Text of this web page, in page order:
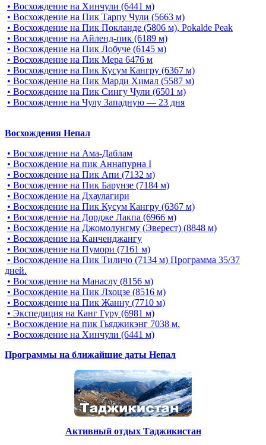
• Восхождение на Хинчули (6441 м)
• Восхождение на Пик Тарпу Чули (5663 м)
• Восхождение на Пик Покланде (5806 м), Pokalde Peak
• Восхождение на Айленд-пик (6189 м)
• Восхождение на Пик Лобуче (6145 м)
• Восхождение на Пик Мера 6476 м
• Восхождение на Пик Кусум Кангру (6367 м)
• Восхождение на Пик Марди Химал (5587 м)
• Восхождение на Пик Сингу Чули (6501 м)
• Восхождение на Чулу Западную — 23 дня
Восхождения Непал
• Восхождение на Ама-Даблам
• Восхождение на пик Аннапурна I
• Восхождение на Пик Апи (7132 м)
• Восхождение на Пик Барунзе (7184 м)
• Восхождение на Дхаулагири
• Восхождение на Пик Кусум Кангру (6367 м)
• Восхождение на Дордже Лакпа (6966 м)
• Восхождение на Джомолунгму (Эверест) (8848 м)
• Восхождение на Канченджангу
• Восхождение на Пумори (7161 м)
• Восхождение на Пик Тиличо (7134 м) Программа 35/37
дней.
• Восхождение на Манаслу (8156 м)
• Восхождение на Пик Лхоцзе (8516 м)
• Восхождение на Пик Жанну (7710 м)
• Экспедиция на Канг Гуру (6981 м)
• Восхождение на пик Гьяджикэнг 7038 м.
• Восхождение на Хинчули (6441 м)
Программы на ближайшие даты Непал
Активный отдых Таджикистан